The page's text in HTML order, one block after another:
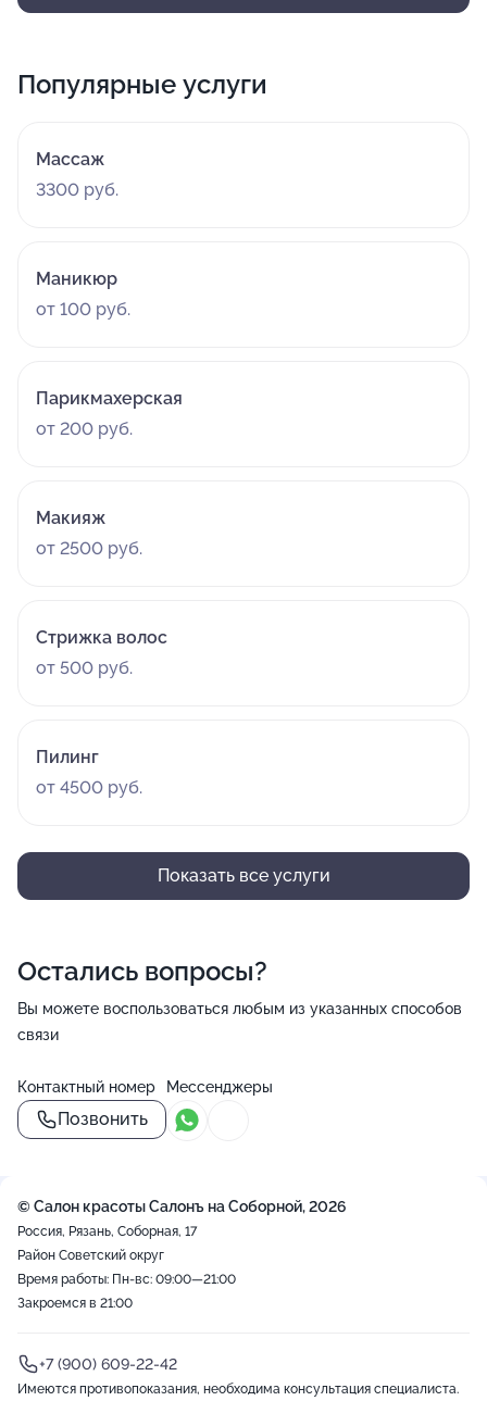
Популярные услуги
Массаж
3300 руб.
Маникюр
от 100 руб.
Парикмахерская
от 200 руб.
Макияж
от 2500 руб.
Стрижка волос
от 500 руб.
Пилинг
от 4500 руб.
Показать все услуги
Остались вопросы?
Вы можете воспользоваться любым из указанных способов
связи
Контактный номер
Позвонить
Мессенджеры
© Салон красоты Салонъ на Соборной, 2026
Россия, Рязань, Соборная, 17
Район Советский округ
Время работы: Пн-вс: 09:00—21:00
Закроемся в 21:00
+7 (900) 609-22-42
Имеются противопоказания, необходима консультация специалиста.